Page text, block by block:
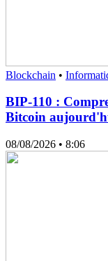
Blockchain •
BIP-110 :
Bitcoin
08/08/2026 • 8:06